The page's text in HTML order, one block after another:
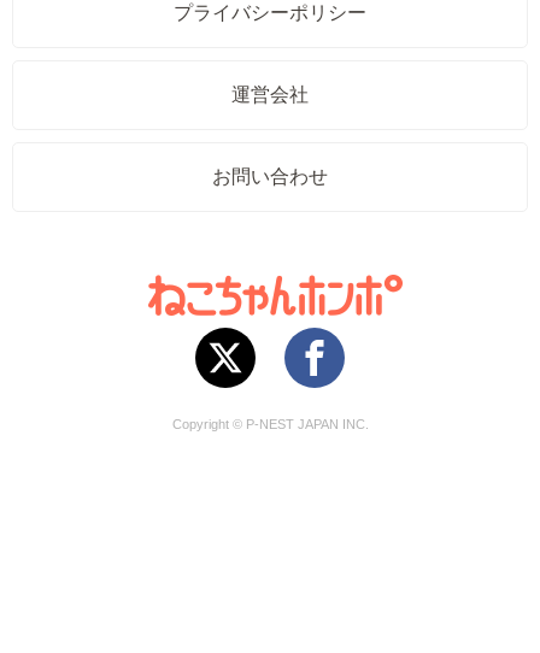
プライバシーポリシー
運営会社
お問い合わせ
Copyright © P-NEST JAPAN INC.